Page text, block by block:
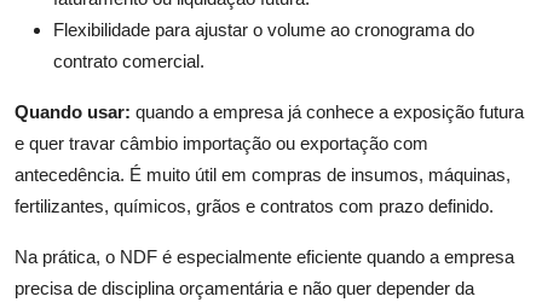
Flexibilidade para ajustar o volume ao cronograma do
contrato comercial.
Quando usar: quando a empresa já conhece a exposição futura
e quer travar câmbio importação ou exportação com
antecedência. É muito útil em compras de insumos, máquinas,
fertilizantes, químicos, grãos e contratos com prazo definido.
Na prática, o NDF é especialmente eficiente quando a empresa
precisa de disciplina orçamentária e não quer depender da